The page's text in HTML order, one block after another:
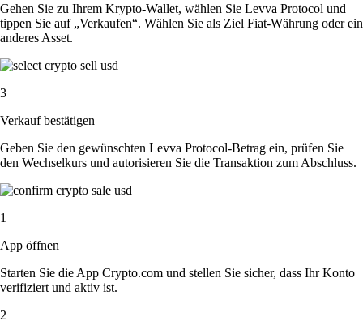
Gehen Sie zu Ihrem Krypto-Wallet, wählen Sie Levva Protocol und
tippen Sie auf „Verkaufen“. Wählen Sie als Ziel Fiat-Währung oder ein
anderes Asset.
3
Verkauf bestätigen
Geben Sie den gewünschten Levva Protocol-Betrag ein, prüfen Sie
den Wechselkurs und autorisieren Sie die Transaktion zum Abschluss.
1
App öffnen
Starten Sie die App Crypto.com und stellen Sie sicher, dass Ihr Konto
verifiziert und aktiv ist.
2